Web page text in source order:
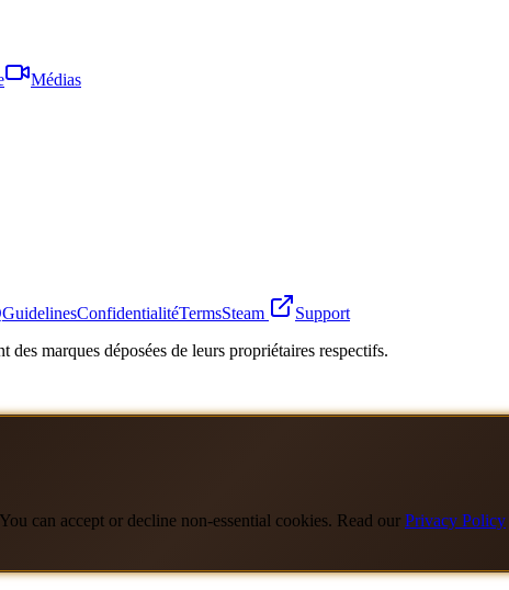
Médias
GuidelinesConfidentialitéTermsSteam
Support
marques déposées de leurs propriétaires respectifs.
can accept or decline non-essential cookies. Read our Privacy Policy